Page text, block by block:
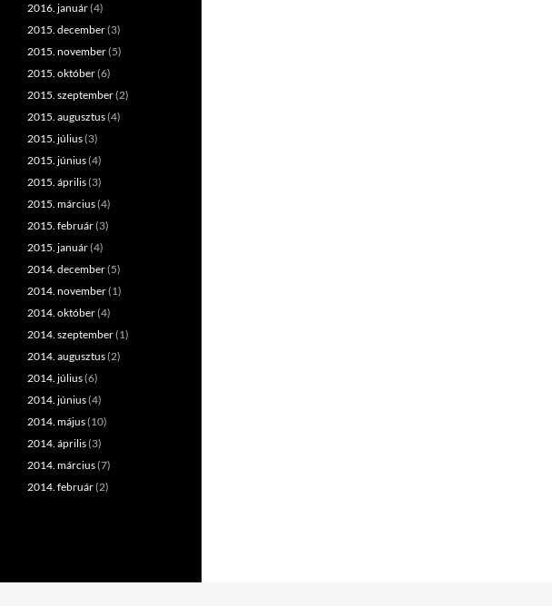
2016. január(4)
2015. december(3)
2015. november(5)
2015. október(6)
2015. szeptember(2)
2015. augusztus(4)
2015. július(3)
2015. június(4)
2015. április(3)
2015. március(4)
2015. február(3)
2015. január(4)
2014. december(5)
2014. november(1)
2014. október(4)
2014. szeptember(1)
2014. augusztus(2)
2014. július(6)
2014. június(4)
2014. május(10)
2014. április(3)
2014. március(7)
2014. február(2)